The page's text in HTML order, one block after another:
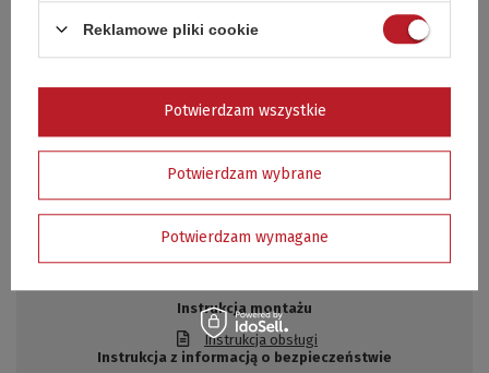
Termometr w pokrywie
potrawach! Dzięki termometrowi ukazującemu aktualnie
panującą w grillu temperaturę masz pełną kontrolę nad całym
procesem grillowania.
DO POBRANIA
Zasoby dotyczące bezpieczeństwa i produktów
Instrukcja montażu
Instrukcja obsługi
Instrukcja z informacją o bezpieczeństwie
Reklamowe pliki cookie
Potwierdzam wybrane
Potwierdzam wymagane
Potwierdzam wszystkie